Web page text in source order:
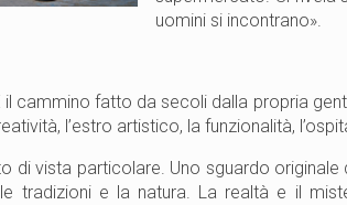
uomini si incontrano».
il cammino fatto da secoli dalla propria
l’estro artistico, la funzionalità,
di vista particolare. Uno sguardo
le tradizioni e la natura. La realtà e il